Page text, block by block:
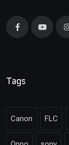
Tags
Canon FLC